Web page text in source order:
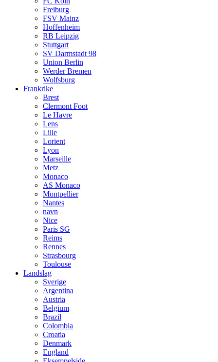
Freiburg
FSV Mainz
Hoffenheim
RB Leipzig
Stuttgart
SV Darmstadt 98
Union Berlin
Werder Bremen
Wolfsburg
Frankrike
Brest
Clermont Foot
Le Havre
Lens
Lille
Lorient
Lyon
Marseille
Metz
Monaco
AS Monaco
Montpellier
Nantes
navn
Nice
Paris SG
Reims
Rennes
Strasbourg
Toulouse
Landslag
Sverige
Argentina
Austria
Belgium
Brazil
Colombia
Croatia
Denmark
England